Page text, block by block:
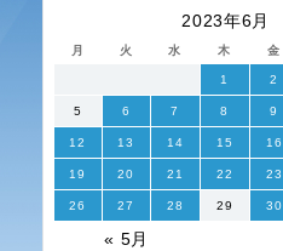
2023年6月
月 火 水 木 金
« 5月
1 2
5 6 7 8 9
12 13 14 15 16
19 20 21 22 23
26 27 28 29 30